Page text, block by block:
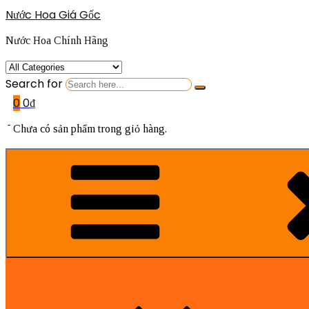
Nước Hoa Giá Gốc
Nước Hoa Chính Hãng
Search for
00₫
Chưa có sản phẩm trong giỏ hàng.